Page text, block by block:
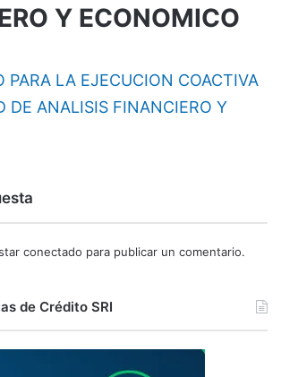
Y ECONOMICO
PARA LA EJECUCION COACTIVA
DE ANALISIS FINANCIERO Y
conectado para publicar un comentario.
de Crédito SRI